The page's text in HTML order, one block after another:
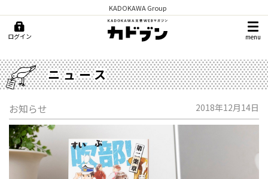
KADOKAWA Group
ログイン menu
ニュース
お知らせ 2018年12月14日